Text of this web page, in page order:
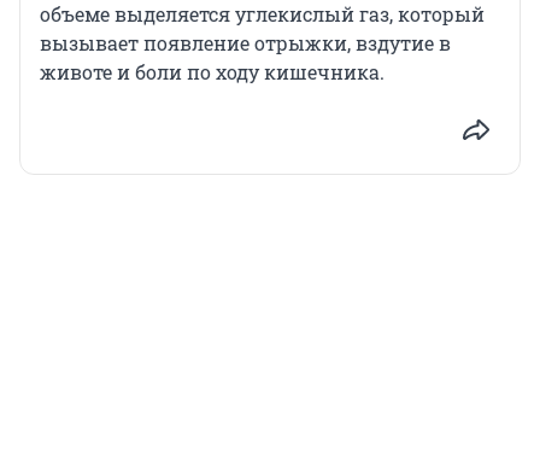
объеме выделяется углекислый газ, который
вызывает появление отрыжки, вздутие в
животе и боли по ходу кишечника.